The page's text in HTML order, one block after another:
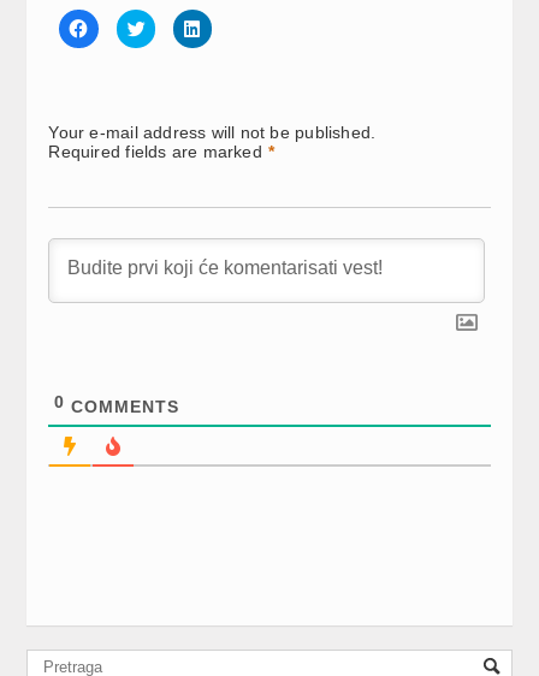
Click
to
share
new
window)
Click
to
share
new
window)
Click
to
new
window)
Your e-mail address will not be published.
Required fields are marked *
0 COMMENTS